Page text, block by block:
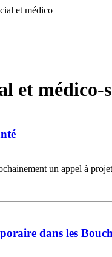
et médico
et médico-
un appel à
dans les